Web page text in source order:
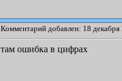
Комментарий добавлен: 18
там ошибка в цифрах